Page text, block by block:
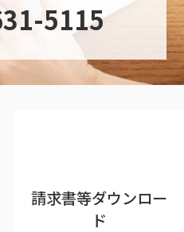
5115
請求書等ダウンロー
ド